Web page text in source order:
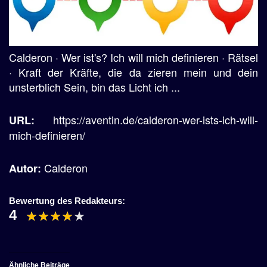
Calderon · Wer ist's? Ich will mich definieren · Rätsel
· Kraft der Kräfte, die da zieren mein und dein
unsterblich Sein, bin das Licht ich ...
URL: https://aventin.de/calderon-wer-ists-ich-will-
mich-definieren/
Autor: Calderon
Bewertung des Redakteurs:
4
Ähnliche Beiträge